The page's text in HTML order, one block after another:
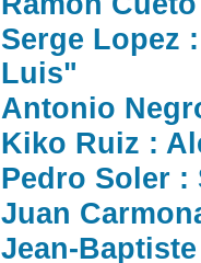
Serge Lopez
Luis"
Antonio
Kiko Ruiz :
Pedro Soler :
Juan
Jean-